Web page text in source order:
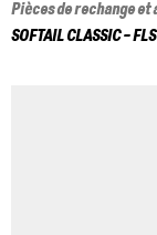
Pièces de rechange
SOFTAIL CLASSIC -